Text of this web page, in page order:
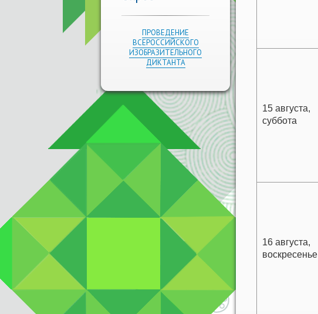
ПРОВЕДЕНИЕ
ВСЕРОССИЙСКОГО
ИЗОБРАЗИТЕЛЬНОГО
ДИКТАНТА
15 августа,
суббота
16 августа,
воскресенье